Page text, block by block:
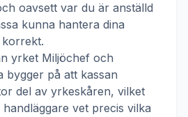
oavsett var du är anställd
kunna hantera dina
yrket Miljöchef och
bygger på att kassan
del av yrkeskåren, vilket
vet precis vilka